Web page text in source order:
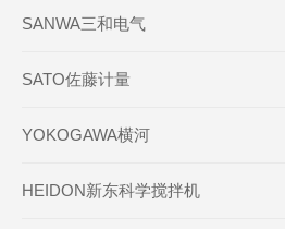
SANWA三和电气
SATO佐藤计量
YOKOGAWA横河
HEIDON新东科学搅拌机